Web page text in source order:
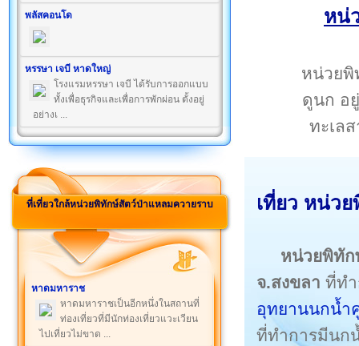
พลัสคอนโด
หรรษา เจบี หาดใหญ่
โรงแรมหรรษา เจบี ได้รับการออกแบบ
ทั้งเพื่อธุรกิจและเพื่อการพักผ่อน ตั้งอยู่
อย่างเ ...
ที่เที่ยวใกล้หน่วยพิทักษ์สัตว์ป่าแหลมควายราบ
หาดมหาราช
หาดมหาราชเป็นอีกหนึ่งในสถานที่
ท่องเที่ยวที่มีนักท่องเที่ยวแวะเวียน
ไปเที่ยวไม่ขาด ...
หน่
หน่วยพิ
ดูนก อ
ทะเล
เที่ยว หน่ว
หน่วยพิทัก
จ.สงขลา ที่ท
อุทยานนกน้ำ
ที่ทำการมีนก